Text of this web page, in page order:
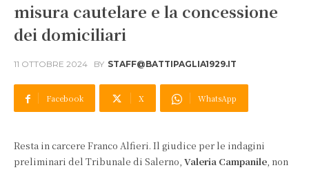
misura cautelare e la concessione
dei domiciliari
11 OTTOBRE 2024 BY STAFF@BATTIPAGLIA1929.IT
Facebook X WhatsApp
Resta in carcere Franco Alfieri. Il giudice per le indagini
preliminari del Tribunale di Salerno, Valeria Campanile, non